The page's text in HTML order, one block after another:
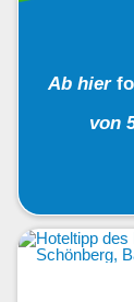
Ab hier
von